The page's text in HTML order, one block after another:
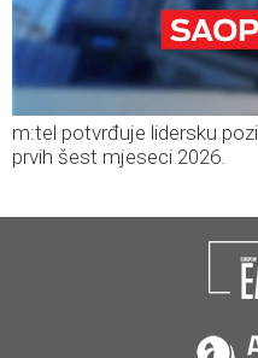
m:tel potvrđuje lidersku
prvih šest mjeseci 2026.